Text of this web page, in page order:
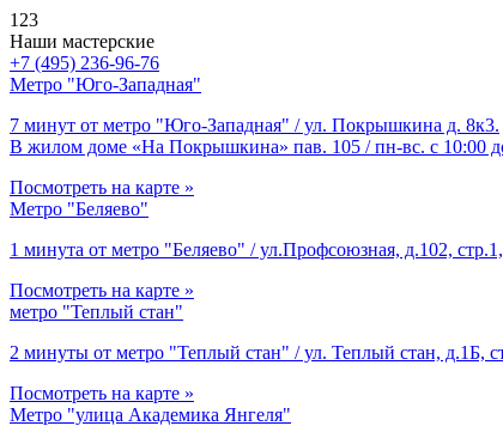
123
Наши мастерские
+7 (495) 236-96-76
Метро "Юго-Западная"
7 минут от метро "Юго-Западная" / ул. Покрышкина д. 8к3.
В жилом доме «На Покрышкина» пав. 105 / пн-вс. с 10:00
Посмотреть на карте »
Метро "Беляево"
1 минута от метро "Беляево" / ул.Профсоюзная, д.102,
Посмотреть на карте »
метро "Теплый стан"
2 минуты от метро "Теплый стан" / ул. Теплый стан, д.1Б,
Посмотреть на карте »
Метро "улица Академика Янгеля"